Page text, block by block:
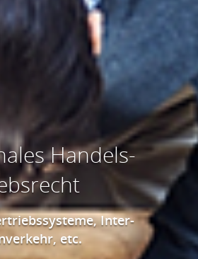
Handels-
Inter­
etc.